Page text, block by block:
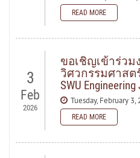
READ MORE
3
Feb
2026
ขอเชิญเข้าร่ว
วิศวกรรมศาสต
SWU
Tuesday, February 3,
READ MORE